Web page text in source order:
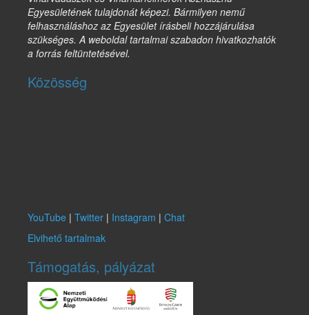
Egyesületének tulajdonát képezi. Bármilyen nemű
felhasználáshoz az Egyesület írásbeli hozzájárulása
szükséges. A weboldal tartalmai szabadon hivatkozhatók
a forrás feltüntetésével.
Közösség
YouTube | Twitter | Instagram | Chat
Elvihető tartalmak
Támogatás, pályázat